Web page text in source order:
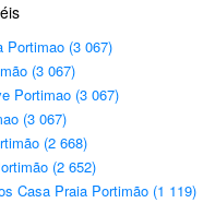
Portimao (3 067)
(3 067)
Portimao (3 067)
(3 067)
(2 668)
(2 652)
Casa Praia Portimão (1 119)